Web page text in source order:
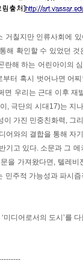
거칠지만 인류사회에
해 확인할 수 있었던
란해 하는 어린아이의
터 혹시 벗어나면 어
면 우리는 근대 이후
, 극단의 시대17)는 지
이 가진 민중친화력, 그
어와의 결합을 통해 자
기고 있다. 소문과 그
을 가져왔다면, 텔레
민주적 가능성과 파시
미디어로서의 도시’를